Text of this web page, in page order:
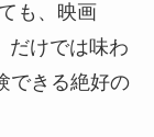
も、映画
だけでは味わ
できる絶好の